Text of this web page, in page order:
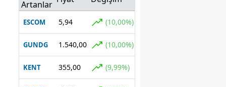
akşamına
damga vuran
bölüm!
Artanlar
ESCOM 5,94 (10,00%)
GUNDG 1.540,00 (10,00%)
KENT 355,00 (9,99%)